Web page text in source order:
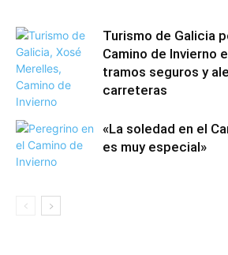
Turismo de Galicia
Camino de Invierno
tramos seguros y
carreteras
«La soledad en el
es muy especial»